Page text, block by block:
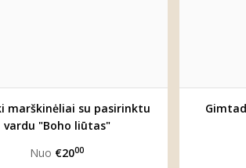
marškinėliai su pasirinktu
vardu "Boho liūtas"
Nuo €2000